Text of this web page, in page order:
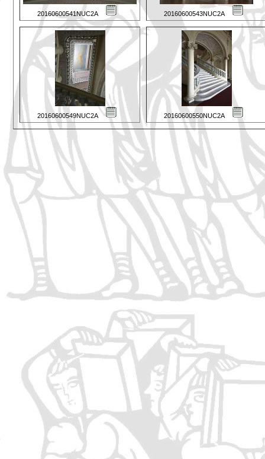
20160600541NUC2A 20160600543NUC2A
20160600549NUC2A 20160600550NUC2A